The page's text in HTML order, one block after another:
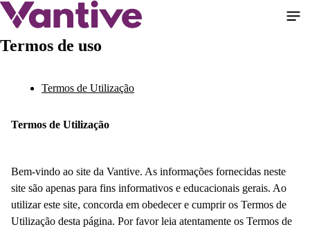
Pular
para
o
Termos de uso
Termos de Utilização
Termos de Utilização
Bem-vindo ao site da Vantive. As informações fornecidas neste
site são apenas para fins informativos e educacionais gerais. Ao
utilizar este site, concorda em obedecer e cumprir os Termos de
Utilização desta página. Por favor leia atentamente os Termos de